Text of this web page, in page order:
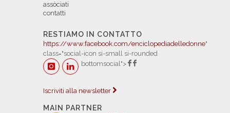
assòciati
contatti
RESTIAMO IN CONTATTO
https://www.facebook.com/enciclopediadelledonne"
class="social-icon si-small si-rounded
bottomsocial">
Iscriviti alla newsletter
MAIN PARTNER